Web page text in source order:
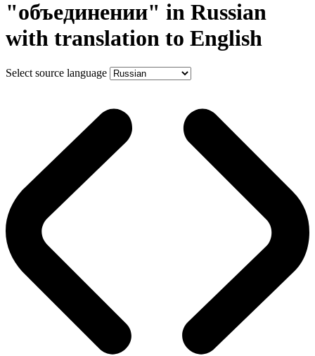
"объединении" in Russian
with translation to English
Select source language